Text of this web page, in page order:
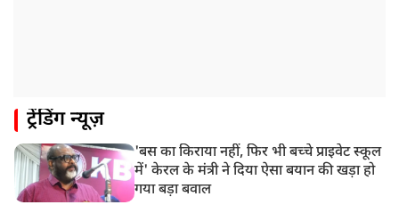
ट्रेंडिंग न्यूज़
'बस का किराया नहीं, फिर भी बच्चे प्राइवेट स्कूल
में' केरल के मंत्री ने दिया ऐसा बयान की खड़ा हो
गया बड़ा बवाल